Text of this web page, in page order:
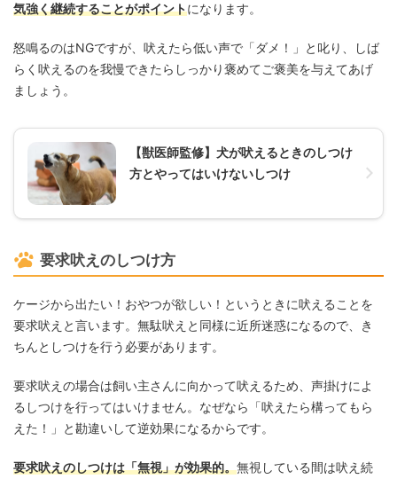
気強く継続することがポイントになります。
怒鳴るのはNGですが、吠えたら低い声で「ダメ！」と叱り、しば
らく吠えるのを我慢できたらしっかり褒めてご褒美を与えてあげ
ましょう。
【獣医師監修】犬が吠えるときのしつけ
方とやってはいけないしつけ
要求吠えのしつけ方
ケージから出たい！おやつが欲しい！というときに吠えることを
要求吠えと言います。無駄吠えと同様に近所迷惑になるので、き
ちんとしつけを行う必要があります。
要求吠えの場合は飼い主さんに向かって吠えるため、声掛けによ
るしつけを行ってはいけません。なぜなら「吠えたら構ってもら
えた！」と勘違いして逆効果になるからです。
要求吠えのしつけは「無視」が効果的。無視している間は吠え続